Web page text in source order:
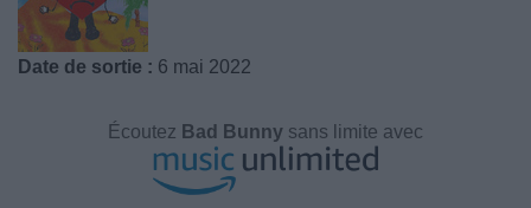
Date de sortie : 6 mai 2022
Écoutez Bad Bunny sans limite avec